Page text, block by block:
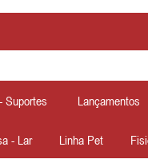
Suportes Lançamentos
- Lar Linha Pet